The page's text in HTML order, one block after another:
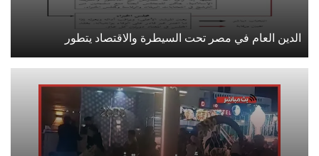
الدين العام في مصر تحت السيطرة والاقتصاد يتطور